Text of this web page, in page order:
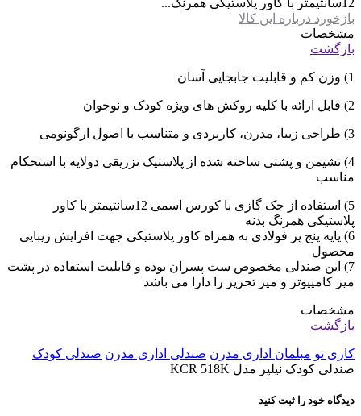
12سانتیمتر با کاور پلاستیکی همرنگ...
بازخورد درباره این کالا
مشخصات
بازگشت
1) وزن کم و قابلیت جابجایی آسان
2) قابل ارائه با کلیه روکش های ویژه کودک و نوجوان
3) طراحی زیبا، مدرن، کاربردی و متناسب با اصول ارگونومی
4) نشیمن و پشتی ساخته شده از پلاستیک تزریقی دولایه با استحکام
مناسب
5) استفاده از جک گازی با کورس اسمی 12سانتیمتر با کاور
پلاستیکی همرنگ بدنه
6) پایه پنج پر فولادی به همراه کاور پلاستیکی جهت افزایش زیبایی
محصول
7) این صندلی مخصوص ست پسران بوده و قابلیت استفاده در پشت
میز کامپیوتر و میز تحریر را دارا می باشد
مشخصات
بازگشت
کاری نو مبلمان اداری مدرن صندلی اداری مدرن صندلی کودک
صندلی کودک نیلپر مدل KCR 518K
دیدگاه خود را ثبت کنید